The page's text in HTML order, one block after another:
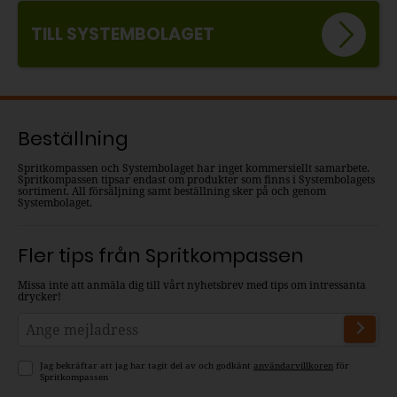
TILL SYSTEMBOLAGET
Beställning
Spritkompassen och Systembolaget har inget kommersiellt samarbete.
Spritkompassen tipsar endast om produkter som finns i Systembolagets
sortiment. All försäljning samt beställning sker på och genom
Systembolaget.
Fler tips från Spritkompassen
Missa inte att anmäla dig till vårt nyhetsbrev med tips om intressanta
drycker!
Jag bekräftar att jag har tagit del av och godkänt användarvillkoren för
Spritkompassen